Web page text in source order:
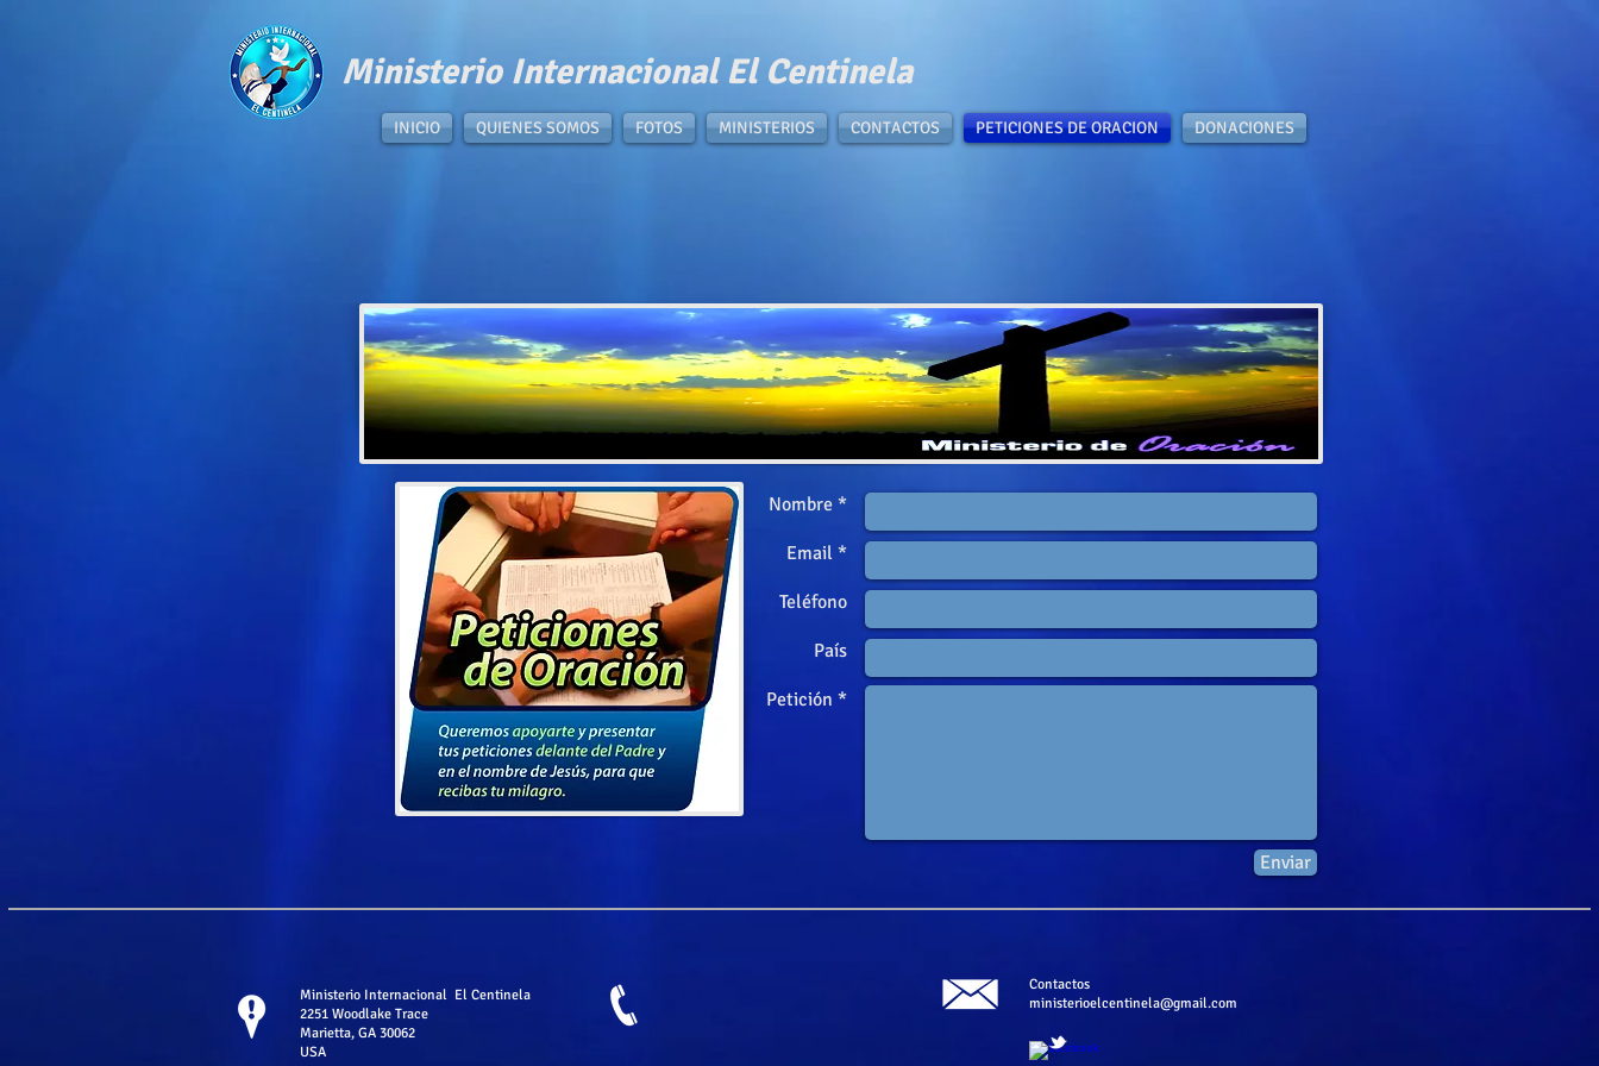
​Ministerio Internacional El Centinela​
INICIO QUIENES SOMOS FOTOS MINISTERIOS CONTACTOS PETICIONES DE ORACION DONACIONES
Nombre *
Email *
Teléfono
País
Petición *
Enviar
Ministerio Internacional El Centinela
2251 Woodlake Trace
Marietta, GA 30062
USA
​Contactos
ministerioelcentinela@gmail.com